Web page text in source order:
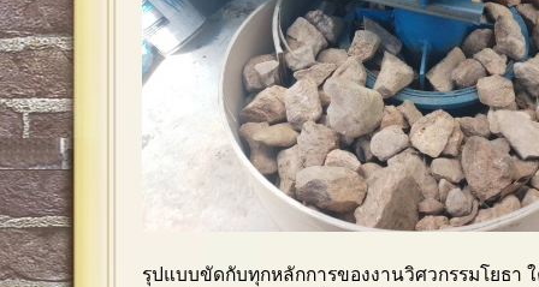
รุปแบบขัดกับทุกหลักการของงานวิศวกรรมโยธา